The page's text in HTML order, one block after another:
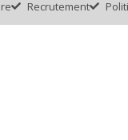
Recrutement